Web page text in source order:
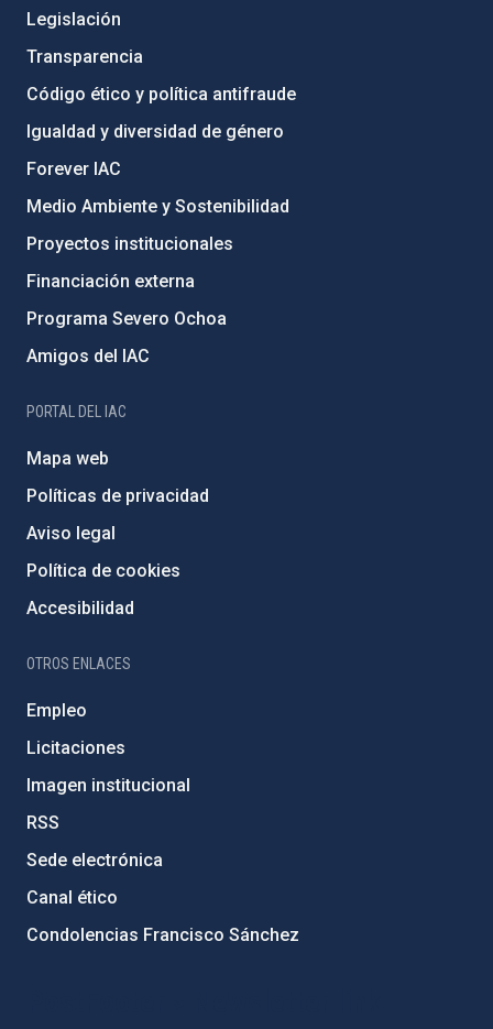
Legislación
Transparencia
Código ético y política antifraude
Igualdad y diversidad de género
Forever IAC
Medio Ambiente y Sostenibilidad
Proyectos institucionales
Financiación externa
Programa Severo Ochoa
Amigos del IAC
PORTAL DEL IAC
Mapa web
Políticas de privacidad
Aviso legal
Política de cookies
Accesibilidad
OTROS ENLACES
Empleo
Licitaciones
Imagen institucional
RSS
Sede electrónica
Canal ético
Condolencias Francisco Sánchez